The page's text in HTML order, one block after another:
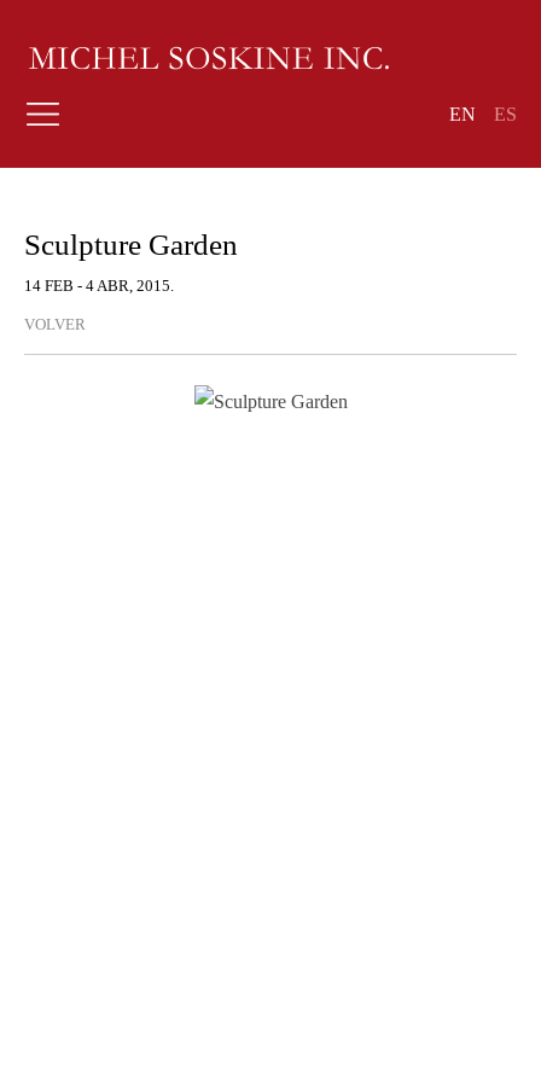
EN ES
Sculpture Garden
14 FEB - 4 ABR, 2015.
VOLVER